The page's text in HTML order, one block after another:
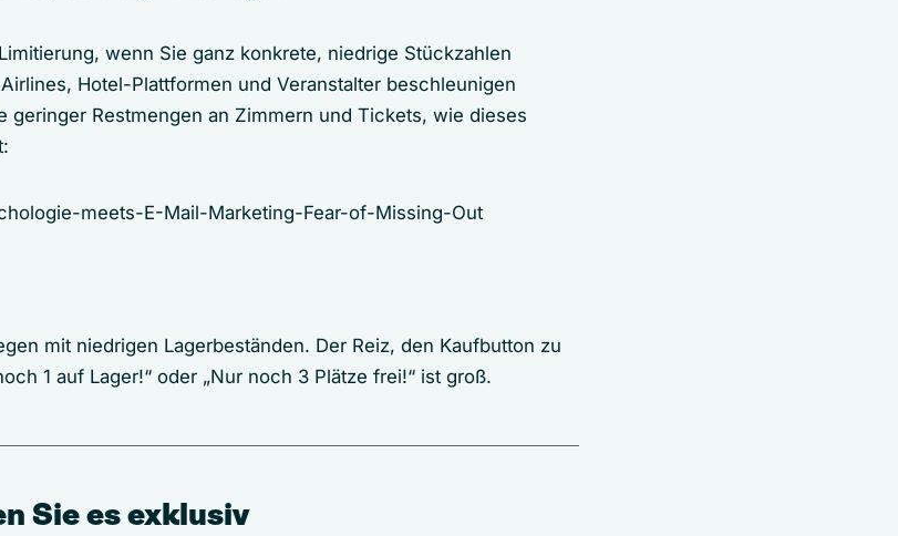
wenn Sie ganz konkrete, niedrige Stückzahlen
Hotel-Plattformen und Veranstalter beschleunigen
geringer Restmengen an Zimmern und Tickets, wie dieses
mit niedrigen Lagerbeständen. Der Reiz, den Kaufbutton zu
1 auf Lager!“ oder „Nur noch 3 Plätze frei!“ ist groß.
Sie es exklusiv